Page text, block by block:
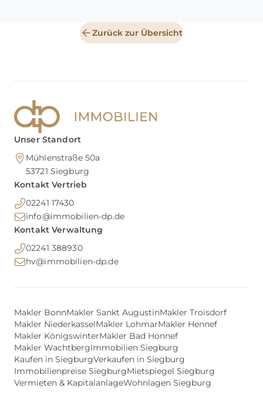
Zurück zur Übersicht
Unser Standort
Mühlenstraße 50a
53721 Siegburg
Kontakt Vertrieb
02241 17430
info@immobilien-dp.de
Kontakt Verwaltung
02241 388930
hv@immobilien-dp.de
Makler BonnMakler Sankt AugustinMakler Troisdorf
Makler NiederkasselMakler LohmarMakler Hennef
Makler KönigswinterMakler Bad Honnef
Makler WachtbergImmobilien Siegburg
Kaufen in SiegburgVerkaufen in Siegburg
Immobilienpreise SiegburgMietspiegel Siegburg
Vermieten & KapitalanlageWohnlagen Siegburg